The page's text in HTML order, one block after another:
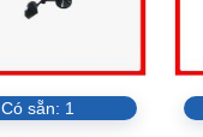
Có sẵn: 1